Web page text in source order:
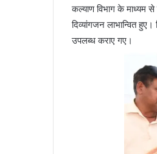
कल्याण विभाग के माध्यम
दिव्यांगजन लाभान्वित
उपलब्ध कराए गए।